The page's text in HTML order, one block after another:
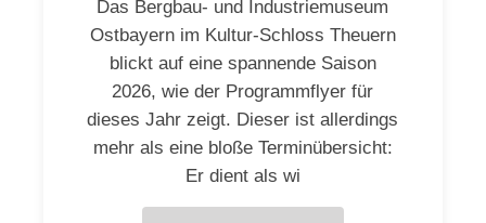
Das Bergbau- und Industriemuseum
Ostbayern im Kultur-Schloss Theuern
blickt auf eine spannende Saison
2026, wie der Programmflyer für
dieses Jahr zeigt. Dieser ist allerdings
mehr als eine bloße Terminübersicht:
Er dient als wi